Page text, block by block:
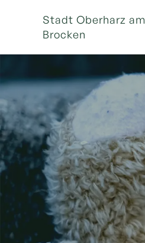
Stadt Oberharz am
Brocken